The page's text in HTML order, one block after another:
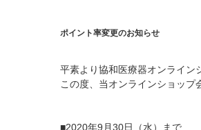
ポイント率変更のお知らせ
平素より協和医療器オンライン
この度、当オンラインショップ
■2020年9月30日（水）まで